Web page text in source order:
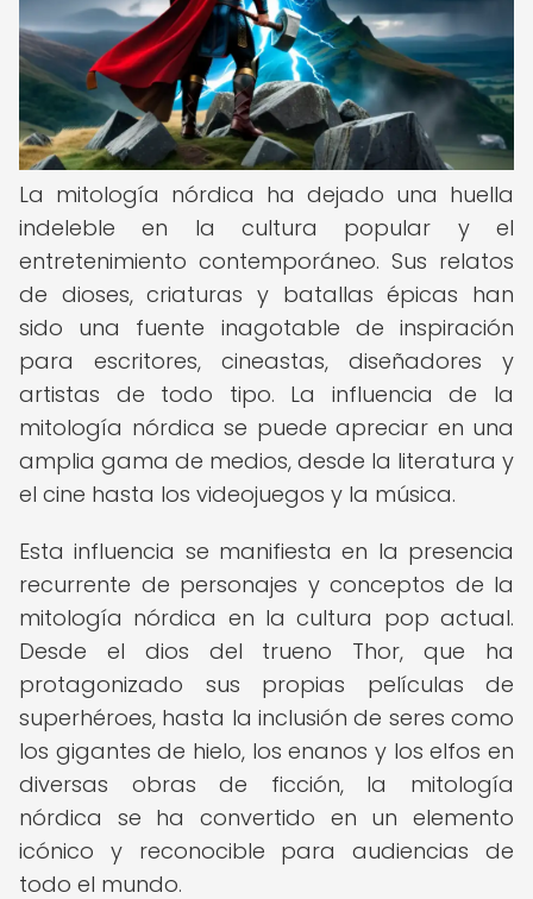
La mitología nórdica ha dejado una huella
indeleble en la cultura popular y el
entretenimiento contemporáneo. Sus relatos
de dioses, criaturas y batallas épicas han
sido una fuente inagotable de inspiración
para escritores, cineastas, diseñadores y
artistas de todo tipo. La influencia de la
mitología nórdica se puede apreciar en una
amplia gama de medios, desde la literatura y
el cine hasta los videojuegos y la música.
Esta influencia se manifiesta en la presencia
recurrente de personajes y conceptos de la
mitología nórdica en la cultura pop actual.
Desde el dios del trueno Thor, que ha
protagonizado sus propias películas de
superhéroes, hasta la inclusión de seres como
los gigantes de hielo, los enanos y los elfos en
diversas obras de ficción, la mitología
nórdica se ha convertido en un elemento
icónico y reconocible para audiencias de
todo el mundo.